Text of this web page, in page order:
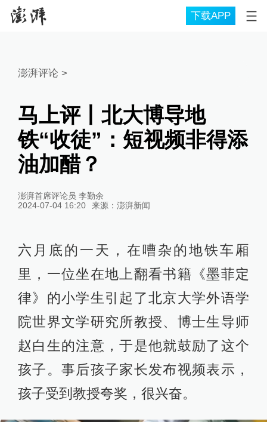
下载APP
澎湃评论 >
马上评丨北大博导地
铁“收徒”：短视频非得添
油加醋？
澎湃首席评论员 李勤余
2024-07-04 16:20
来源： 澎湃新闻
六月底的一天，在嘈杂的地铁车厢
里，一位坐在地上翻看书籍《墨菲定
律》的小学生引起了北京大学外语学
院世界文学研究所教授、博士生导师
赵白生的注意，于是他就鼓励了这个
孩子。事后孩子家长发布视频表示，
孩子受到教授夸奖，很兴奋。